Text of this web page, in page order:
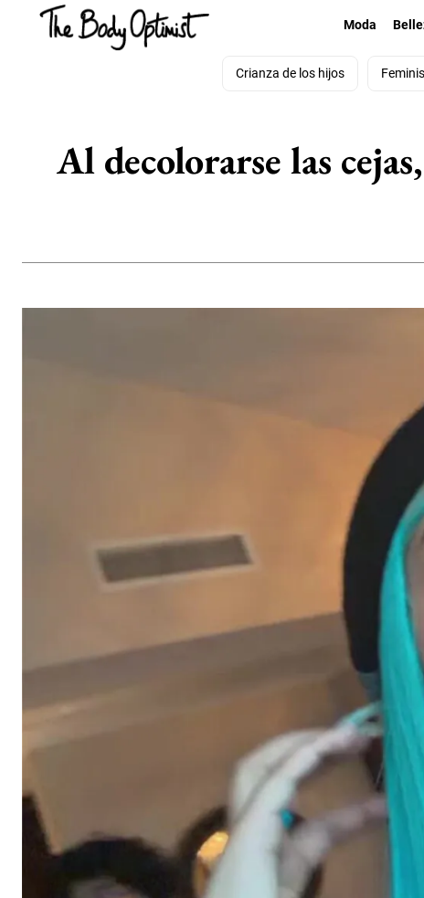
Moda
Crianza de los hijos
Al decolorarse las